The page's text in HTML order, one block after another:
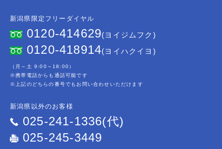
新潟県限定フリーダイヤル
0120-414629(ヨイジムフク)
0120-418914(ヨイハクイヨ)
（月～土 9:00～18:00）
※携帯電話からも通話可能です
※上記のどちらの番号でもお問い合わせいただけます
新潟県以外のお客様
025-241-1336(代)
025-245-3449